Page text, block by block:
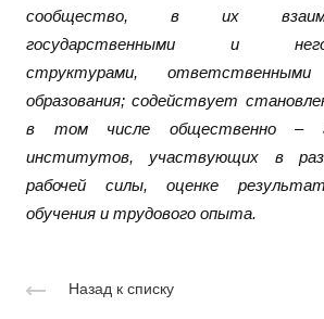
сообщество, в их
государственными и
структурами,
образования; содействует
в том числе общественно –
институтов, участвующих в
рабочей силы, оценке
обучения и трудового опыта.
Назад к списку